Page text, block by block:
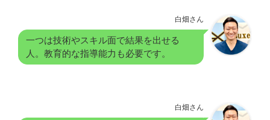
白畑さん
一つは技術やスキル面で結果を出せる
人。教育的な指導能力も必要です。
白畑さん